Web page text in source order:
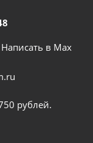
Написать в Мах
рублей.